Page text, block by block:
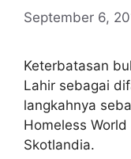
September 6,
Keterbatasan
Lahir sebagai
langkahnya
Homeless
Skotlandia.